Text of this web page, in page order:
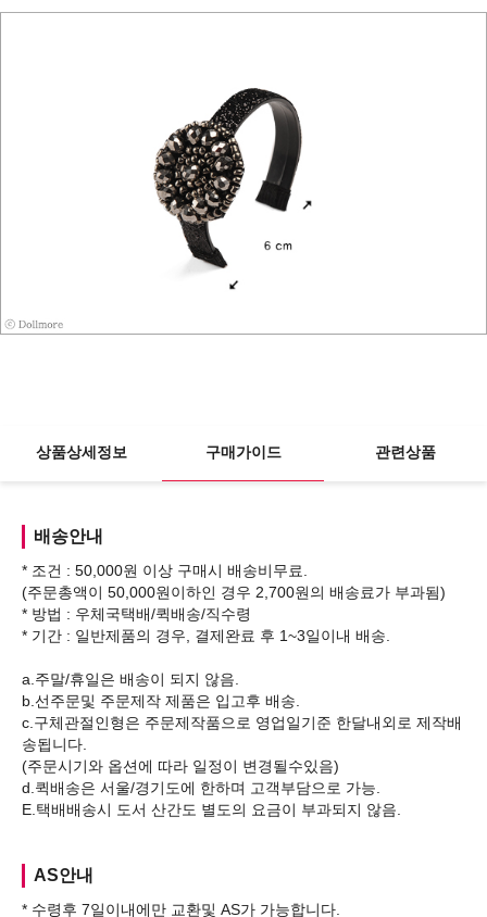
상품상세정보 구매가이드 관련상품
배송안내
* 조건 : 50,000원 이상 구매시 배송비무료.
(주문총액이 50,000원이하인 경우 2,700원의 배송료가 부과됨)
* 방법 : 우체국택배/퀵배송/직수령
* 기간 : 일반제품의 경우, 결제완료 후 1~3일이내 배송.
a.주말/휴일은 배송이 되지 않음.
b.선주문및 주문제작 제품은 입고후 배송.
c.구체관절인형은 주문제작품으로 영업일기준 한달내외로 제작배
송됩니다.
(주문시기와 옵션에 따라 일정이 변경될수있음)
d.퀵배송은 서울/경기도에 한하며 고객부담으로 가능.
AS안내
* 수령후 7일이내에만 교환및 AS가 가능합니다.